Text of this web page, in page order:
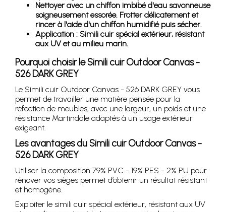
Nettoyer avec un chiffon imbibé d'eau savonneuse
soigneusement essorée. Frotter délicatement et
rincer à l'aide d'un chiffon humidifié puis sécher.
Application : Simili cuir spécial extérieur, résistant
aux UV et au milieu marin.
Pourquoi choisir le Simili cuir Outdoor Canvas -
526 DARK GREY
Le Simili cuir Outdoor Canvas - 526 DARK GREY vous
permet de travailler une matière pensée pour la
réfection de meubles, avec une largeur, un poids et une
résistance Martindale adaptés à un usage extérieur
exigeant.
Les avantages du Simili cuir Outdoor Canvas -
526 DARK GREY
Utiliser la composition 79% PVC - 19% PES - 2% PU pour
rénover vos sièges permet d’obtenir un résultat résistant
et homogène.
Exploiter le simili cuir spécial extérieur, résistant aux UV